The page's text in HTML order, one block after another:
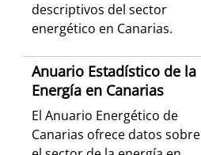
descriptivos del sector
energético en Canarias.
Anuario Estadístico de la
Energía en Canarias
El Anuario Energético de
Canarias ofrece datos sobre